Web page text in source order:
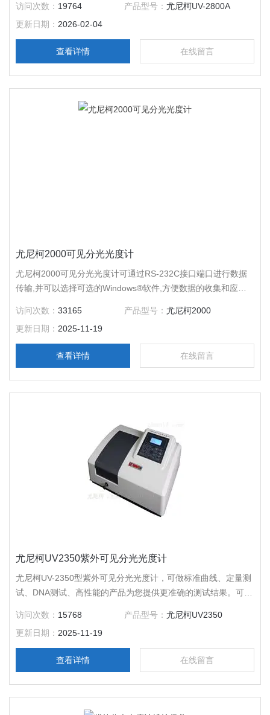
扫描次数设定,T/A/E模式转换;寻找波峰、谷功能动力学试验（时
间扫描）。
访问次数： 19764 产品型号：尤尼柯UV-2800A
更新日期： 2026-02-04
查看详情 在线留言
尤尼柯2000可见分光光度计
尤尼柯2000可见分光光度计可通过RS-232C接口端口进行数据
传输,并可以选择可选的Windows®软件,方便数据的收集和应用
很容易地输出到Microsoft Excel®中做进一步处理、分析和存储.
访问次数：33165 产品型号：尤尼柯2000
更新日期： 2025-11-19
查看详情 在线留言
尤尼柯UV2350紫外可见分光光度计
尤尼柯UV-2350型紫外可见分光光度计，可做标准曲线、定量测
试、DNA测试、高性能的产品为您提供更准确的测试结果。可做
访问次数： 15768 产品型号：尤尼柯UV2350
更新日期： 2025-11-19
查看详情 在线留言